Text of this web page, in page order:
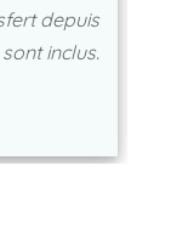
depuis
inclus.